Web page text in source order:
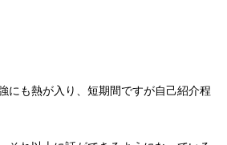
にも熱が入り、短期間ですが自己紹介程